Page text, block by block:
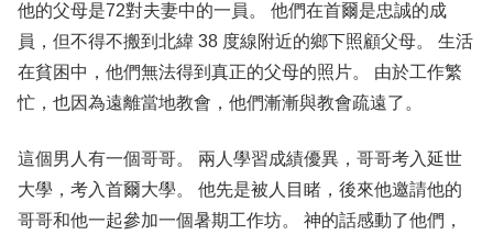
他的父母是72對夫妻中的一員。 他們在首爾是忠誠的成
員，但不得不搬到北緯 38 度線附近的鄉下照顧父母。 生活
在貧困中，他們無法得到真正的父母的照片。 由於工作繁
忙，也因為遠離當地教會，他們漸漸與教會疏遠了。
這個男人有一個哥哥。 兩人學習成績優異，哥哥考入延世
大學，考入首爾大學。 他先是被人目睹，後來他邀請他的
哥哥和他一起參加一個暑期工作坊。 神的話感動了他們，